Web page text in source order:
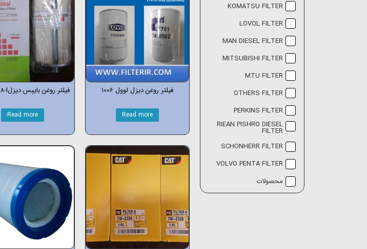
KOMATSU FILTER
LOVOL FILTER
MAN DIESEL FILTER
MITSUBISHI FILTER
MTU FILTER
OTHERS FILTER
PERKINS FILTER
RIEAN PISHRO DIESEL
FILTER
SCHONHERR FILTER
VOLVO PENTA FILTER
محصولات
فیلتر روغن دیزل لوول 1006
Read more
فیلتر روغن بایپس دیزلKTA50G8-I
Read more